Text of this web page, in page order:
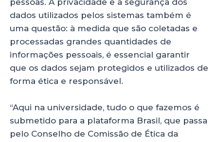
dados utilizados pelos sistemas também é
uma questão: à medida que são coletadas e
processadas grandes quantidades de
informações pessoais, é essencial garantir
que os dados sejam protegidos e utilizados de
forma ética e responsável.
“Aqui na universidade, tudo o que fazemos é
submetido para a plataforma Brasil, que passa
pelo Conselho de Comissão de Ética da